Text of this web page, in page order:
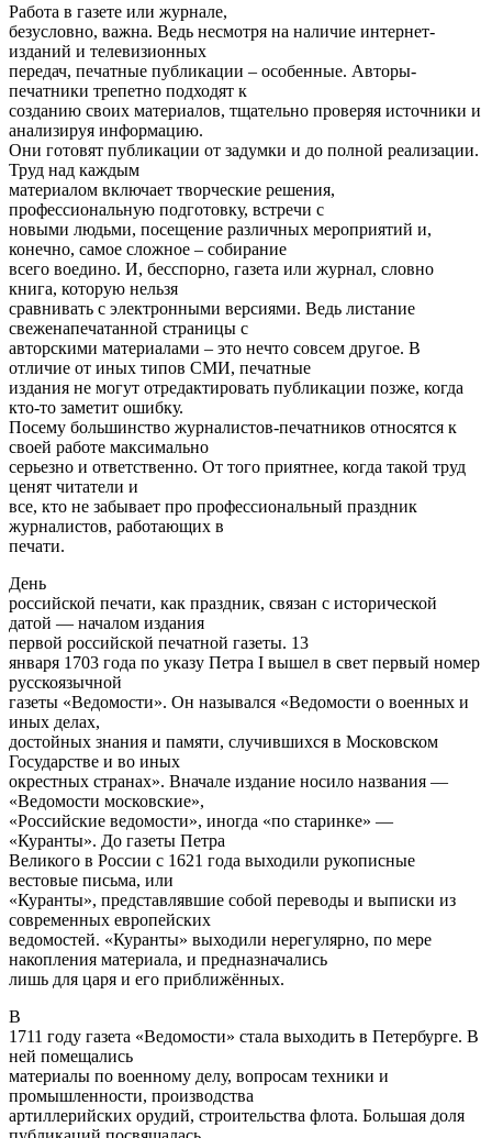
Работа в газете или журнале,
безусловно, важна. Ведь несмотря на наличие интернет-
изданий и телевизионных
передач, печатные публикации – особенные. Авторы-
печатники трепетно подходят к
созданию своих материалов, тщательно проверяя источники и
анализируя информацию.
Они готовят публикации от задумки и до полной реализации.
Труд над каждым
материалом включает творческие решения,
профессиональную подготовку, встречи с
новыми людьми, посещение различных мероприятий и,
конечно, самое сложное – собирание
всего воедино. И, бесспорно, газета или журнал, словно
книга, которую нельзя
сравнивать с электронными версиями. Ведь листание
свеженапечатанной страницы с
авторскими материалами – это нечто совсем другое. В
отличие от иных типов СМИ, печатные
издания не могут отредактировать публикации позже, когда
кто-то заметит ошибку.
Посему большинство журналистов-печатников относятся к
своей работе максимально
серьезно и ответственно. От того приятнее, когда такой труд
ценят читатели и
все, кто не забывает про профессиональный праздник
журналистов, работающих в
печати.
День
российской печати, как праздник, связан с исторической
датой — началом издания
первой российской печатной газеты. 13
января 1703 года по указу Петра I вышел в свет первый номер
русскоязычной
газеты «Ведомости». Он назывался «Ведомости о военных и
иных делах,
достойных знания и памяти, случившихся в Московском
Государстве и во иных
окрестных странах». Вначале издание носило названия —
«Ведомости московские»,
«Российские ведомости», иногда «по старинке» —
«Куранты». До газеты Петра
Великого в России с 1621 года выходили рукописные
вестовые письма, или
«Куранты», представлявшие собой переводы и выписки из
современных европейских
ведомостей. «Куранты» выходили нерегулярно, по мере
накопления материала, и предназначались
лишь для царя и его приближённых.
В
1711 году газета «Ведомости» стала выходить в Петербурге. В
ней помещались
материалы по военному делу, вопросам техники и
промышленности, производства
артиллерийских орудий, строительства флота. Большая доля